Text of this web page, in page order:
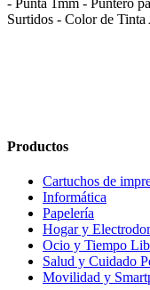
Surtidos - Color de Tinta
Productos
Cartuchos de
Informática
Papelería
Hogar y
Ocio y Tiempo
Salud y Cuidado
Movilidad y